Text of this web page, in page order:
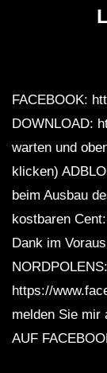
FACEBOOK:
DOWNLOAD:
warten und
klicken)
beim Ausbau
kostbaren
Dank im
NORDPOLENS:
https://
melden Sie mir
AUF